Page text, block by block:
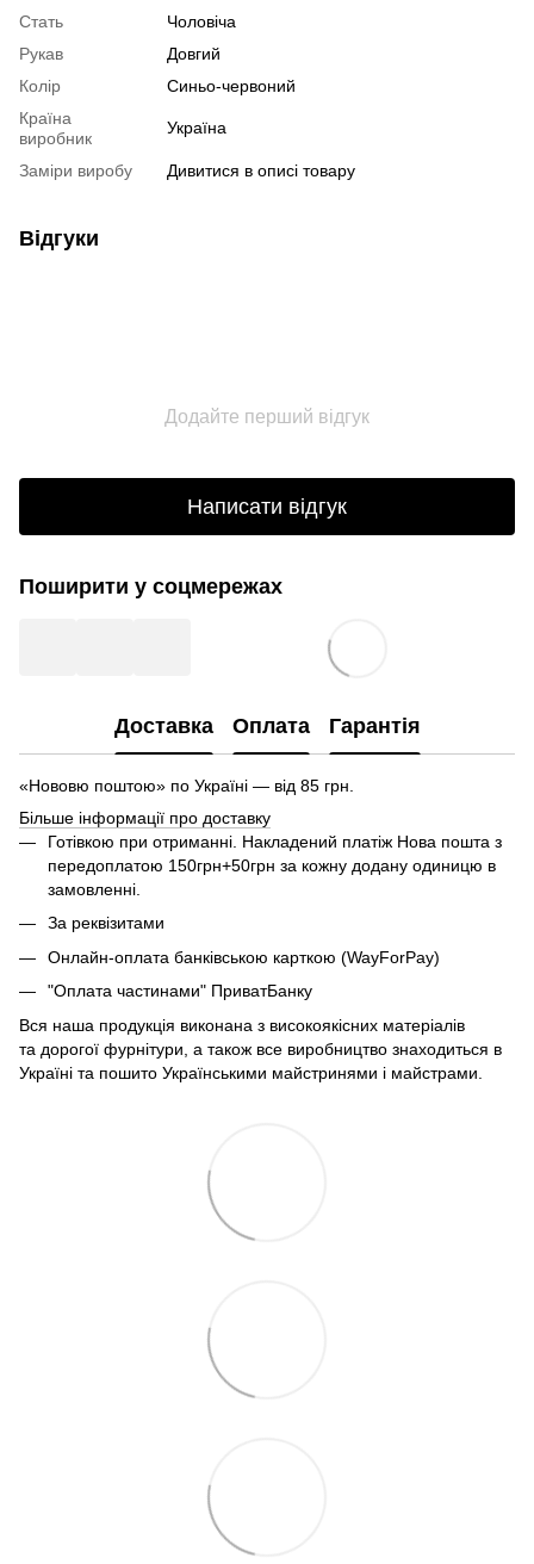
Стать
Чоловіча
Рукав
Довгий
Колір
Синьо-червоний
Країна
виробник
Україна
Заміри виробу Дивитися в описі товару
Відгуки
Додайте перший відгук
Написати відгук
Поширити у соцмережах
Доставка Оплата Гарантія
«Нововю поштою» по Україні — від 85 грн.
Більше інформації про доставку
Готівкою при отриманні. Накладений платіж Нова пошта з
передоплатою 150грн+50грн за кожну додану одиницю в
замовленні.
За реквізитами
Онлайн-оплата банківською карткою (WayForPay)
"Оплата частинами" ПриватБанку
Вся наша продукція виконана з високоякісних матеріалів
та дорогої фурнітури, а також все виробництво знаходиться в
Україні та пошито Українськими майстринями і майстрами.